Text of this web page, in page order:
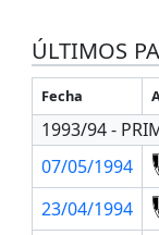
ÚLTIMOS
Fecha
1993/94 -
07/05/1994
23/04/1994